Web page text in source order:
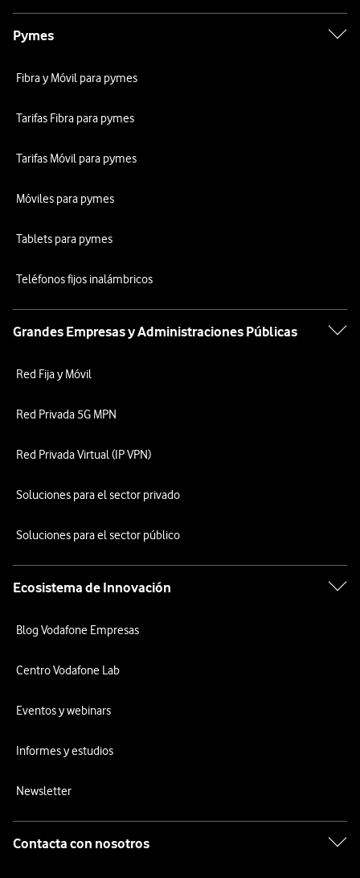
Pymes
Fibra y Móvil para pymes
Tarifas Fibra para pymes
Tarifas Móvil para pymes
Móviles para pymes
Tablets para pymes
Teléfonos fijos inalámbricos
Grandes Empresas y Administraciones Públicas
Red Fija y Móvil
Red Privada 5G MPN
Red Privada Virtual (IP VPN)
Soluciones para el sector privado
Soluciones para el sector público
Ecosistema de Innovación
Blog Vodafone Empresas
Centro Vodafone Lab
Eventos y webinars
Informes y estudios
Newsletter
Contacta con nosotros